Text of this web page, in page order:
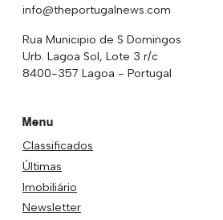
info@theportugalnews.com
Rua Municipio de S Domingos
Urb. Lagoa Sol, Lote 3 r/c
8400-357 Lagoa - Portugal
Menu
Classificados
Últimas
Imobiliário
Newsletter